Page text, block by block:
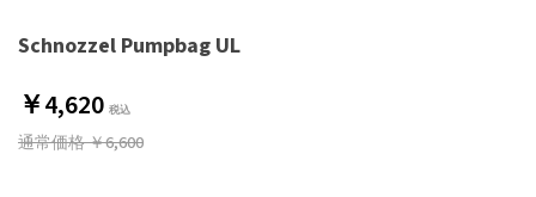
Schnozzel Pumpbag UL
￥4,620
通常価格￥6,600